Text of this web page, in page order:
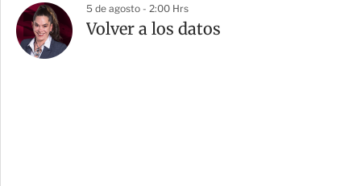
5 de agosto - 2:00 Hrs
Volver a los datos